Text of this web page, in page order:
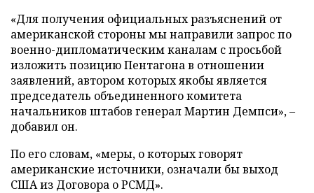
«Для получения официальных разъяснений от
американской стороны мы направили запрос по
военно-дипломатическим каналам с просьбой
изложить позицию Пентагона в отношении
заявлений, автором которых якобы является
председатель объединенного комитета
начальников штабов генерал Мартин Демпси», –
добавил он.
По его словам, «меры, о которых говорят
американские источники, означали бы выход
США из Договора о РСМД».